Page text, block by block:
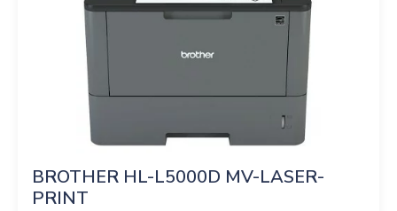
BROTHER HL-L5000D MV-LASER-
PRINT